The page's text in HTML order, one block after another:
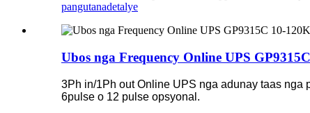
pangutanadetalye
Ubos nga Frequency Online UPS
3Ph in/1Ph out Online UPS nga adunay taas nga
6pulse o 12 pulse opsyonal.